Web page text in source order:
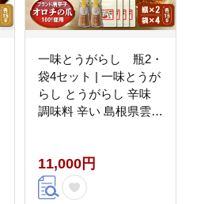
一味とうがらし 瓶2・
袋4セット | 一味とうが
らし とうがらし 辛味
調味料 辛い 島根県雲南
11,000円